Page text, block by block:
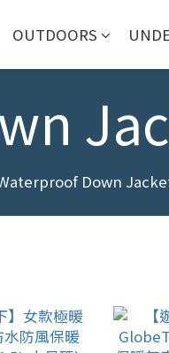
OUTDOORS
Down